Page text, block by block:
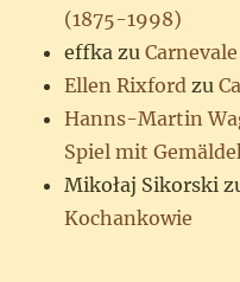
(1875-1998)
effka zu
Ellen Rixford zu
Hanns-Martin
Spiel mit
Mikołaj Sikorski
Kochankowie